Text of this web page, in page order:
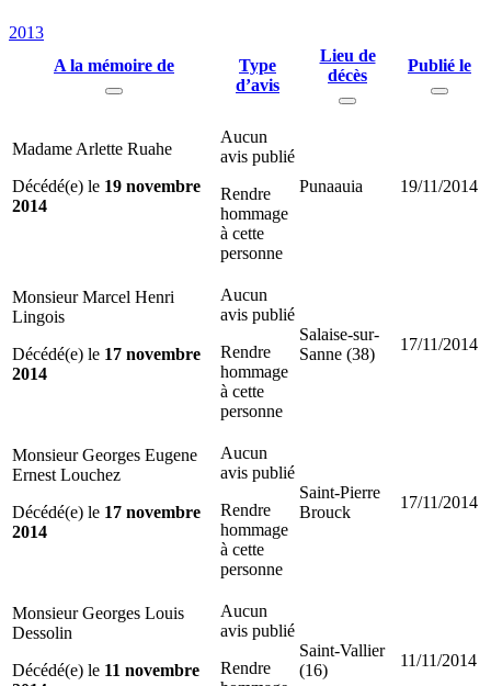
2013
A la mémoire de
Type
d’avis
Lieu de
décès
Publié le
Madame Arlette Ruahe
Décédé(e) le 19 novembre
2014
Aucun
avis publié
Rendre
hommage
à cette
personne
Punaauia 19/11/2014
Monsieur Marcel Henri
Lingois
Décédé(e) le 17 novembre
2014
Aucun
avis publié
Rendre
hommage
à cette
personne
Salaise-sur-
Sanne (38)
17/11/2014
Monsieur Georges Eugene
Ernest Louchez
Décédé(e) le 17 novembre
2014
Aucun
avis publié
Rendre
hommage
à cette
personne
Saint-Pierre
Brouck
17/11/2014
Monsieur Georges Louis
Dessolin
Décédé(e) le 11 novembre
Aucun
avis publié
Rendre
Saint-Vallier
(16)
11/11/2014